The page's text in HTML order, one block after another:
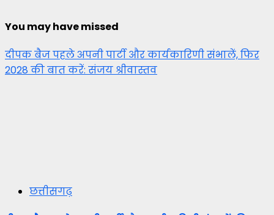
You may have missed
दीपक बैज पहले अपनी पार्टी और कार्यकारिणी संभालें, फिर
2028 की बात करें: संजय श्रीवास्तव
छत्तीसगढ़